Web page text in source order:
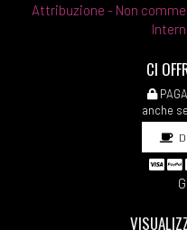
Attribuzione - Non
CI
anche